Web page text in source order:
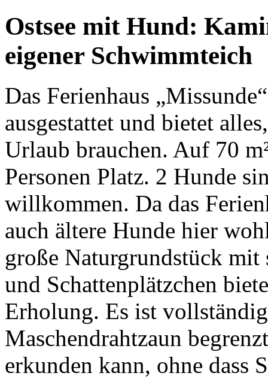
Ostsee mit Hund:
eigener Schwimmteich
Das Ferienhaus
ausgestattet und bietet
Urlaub brauchen. Auf 70
Personen Platz. 2 Hunde
willkommen. Da das
auch ältere Hunde hier
große Naturgrundstück mit
und Schattenplätzchen
Erholung. Es ist
Maschendrahtzaun
erkunden kann, ohne dass